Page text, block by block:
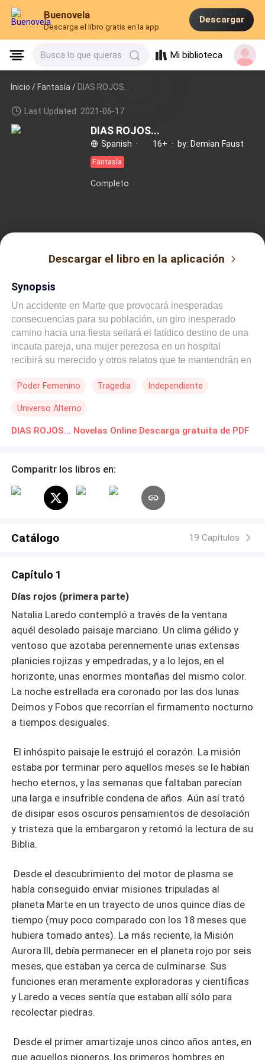
Buenovela
Descarga el libro gratis en la app
Descargar
Busca lo que quieras Mi biblioteca
Inicio /Fantasía / DIAS ROJOS...
Last Updated: 2021-06-17
DIAS ROJOS...
Spanish · 16+ · by: Demian Faust
Fantasía
Completo
Descargar el libro en la aplicación
Synopsis
Un accidente en Marte que provocará inesperadas
consecuencias para su población, un giro inesperado
camino hacia una fiesta sellará el fatídico destino de una
incauta pareja, una mujer perezosa en un hospital
recibirá su merecido y otros relatos que te mantendrán en
Demian Faust.
Poder Femenino Tragedia Independiente
Universo Alterno
DIAS ROJOS... Novelas Online Descarga gratuita de PDF
Comparitr los libros en:
Catálogo 19 Capítulos
Capítulo 1
Días rojos (primera parte)
Natalia Laredo contempló a través de la ventana
aquél desolado paisaje marciano. Un clima gélido y
ventoso que azotaba perennemente unas extensas
planicies rojizas y empedradas, y a lo lejos, en el
horizonte, unas enormes montañas del mismo color.
La noche estrellada era coronado por las dos lunas
Deimos y Fobos que recorrían el firmamento nocturno
a tiempos desiguales.
El inhóspito paisaje le estrujó el corazón. La misión
estaba por terminar pero aquellos meses se le habían
hecho eternos, y las semanas que faltaban parecían
una larga e insufrible condena de años. Aún así trató
de disipar esos oscuros pensamientos de desolación
y tristeza que la embargaron y retomó la lectura de su
Biblia.
Desde el descubrimiento del motor de plasma se
había conseguido enviar misiones tripuladas al
planeta Marte en un trayecto de unos quince días de
tiempo (muy poco comparado con los 18 meses que
hubiera tomado antes). La más reciente, la Misión
Aurora III, debía permanecer en el planeta rojo por seis
meses, que estaban ya cerca de culminarse. Sus
funciones eran meramente exploradoras y científicas
y Laredo a veces sentía que estaban allí sólo para
recolectar piedras.
Desde el primer amartizaje unos cinco años antes, en
que aquellos pioneros, los primeros hombres en